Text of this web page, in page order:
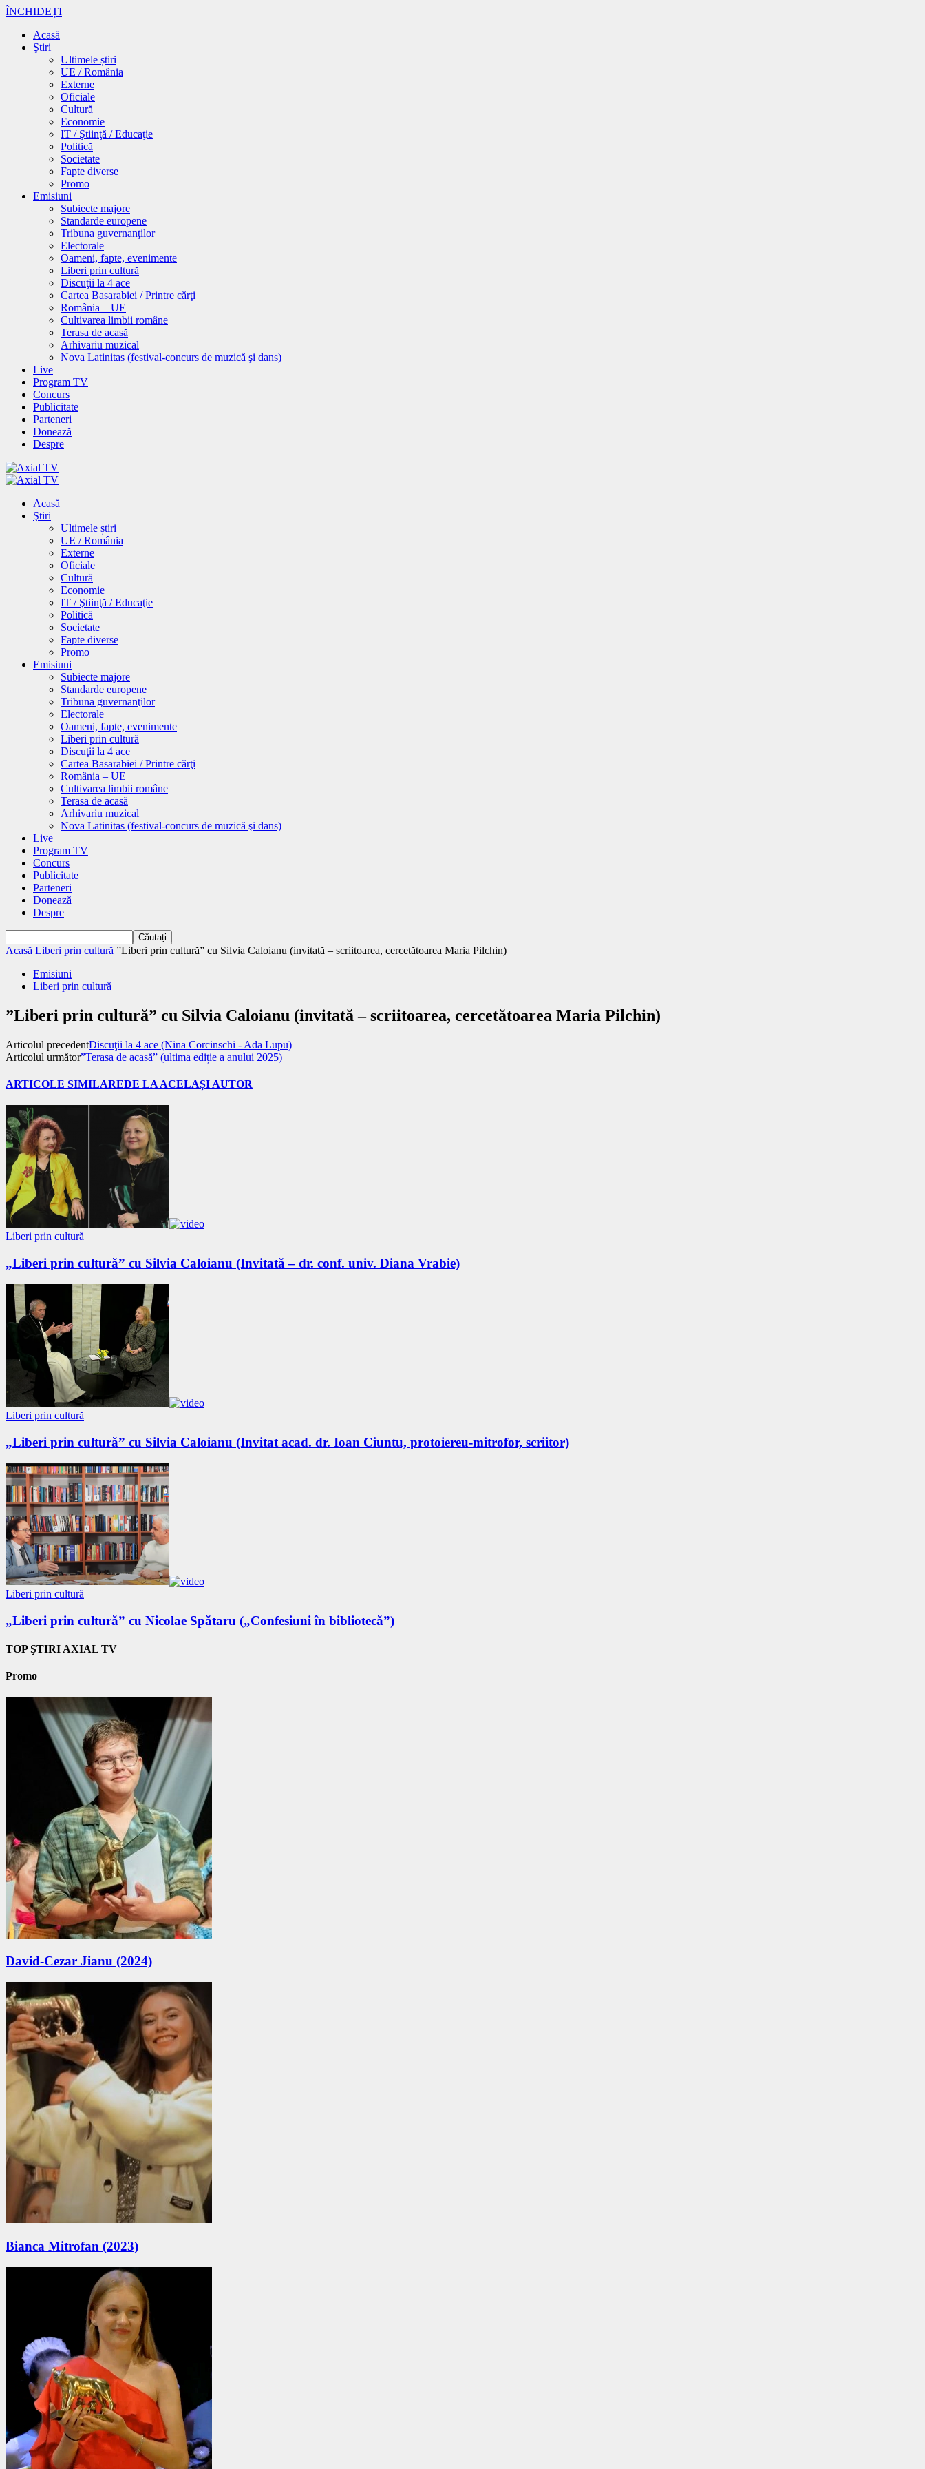
ÎNCHIDEȚI
Acasă
Ştiri
Ultimele știri
UE / România
Externe
Oficiale
Cultură
Economie
IT / Ştiinţă / Educaţie
Politică
Societate
Fapte diverse
Promo
Emisiuni
Subiecte majore
Standarde europene
Tribuna guvernanţilor
Electorale
Oameni, fapte, evenimente
Liberi prin cultură
Discuţii la 4 ace
Cartea Basarabiei / Printre cărţi
România – UE
Cultivarea limbii române
Terasa de acasă
Arhivariu muzical
Nova Latinitas (festival-concurs de muzică şi dans)
Live
Program TV
Concurs
Publicitate
Parteneri
Donează
Despre
Acasă
Ştiri
Ultimele știri
UE / România
Externe
Oficiale
Cultură
Economie
IT / Ştiinţă / Educaţie
Politică
Societate
Fapte diverse
Promo
Emisiuni
Subiecte majore
Standarde europene
Tribuna guvernanţilor
Electorale
Oameni, fapte, evenimente
Liberi prin cultură
Discuţii la 4 ace
Cartea Basarabiei / Printre cărţi
România – UE
Cultivarea limbii române
Terasa de acasă
Arhivariu muzical
Nova Latinitas (festival-concurs de muzică şi dans)
Live
Program TV
Concurs
Publicitate
Parteneri
Donează
Despre
Acasă Liberi prin cultură ”Liberi prin cultură” cu Silvia Caloianu (invitată – scriitoarea, cercetătoarea Maria Pilchin)
Emisiuni
Liberi prin cultură
”Liberi prin cultură” cu Silvia Caloianu (invitată – scriitoarea, cercetătoarea Maria Pilchin)
Articolul precedentDiscuţii la 4 ace (Nina Corcinschi - Ada Lupu)
Articolul următor”Terasa de acasă” (ultima ediție a anului 2025)
ARTICOLE SIMILAREDE LA ACELAȘI AUTOR
Liberi prin cultură
„Liberi prin cultură” cu Silvia Caloianu (Invitată – dr. conf. univ. Diana Vrabie)
Liberi prin cultură
„Liberi prin cultură” cu Silvia Caloianu (Invitat acad. dr. Ioan Ciuntu, protoiereu-mitrofor, scriitor)
Liberi prin cultură
„Liberi prin cultură” cu Nicolae Spătaru („Confesiuni în bibliotecă”)
TOP ŞTIRI AXIAL TV
Promo
David-Cezar Jianu (2024)
Bianca Mitrofan (2023)